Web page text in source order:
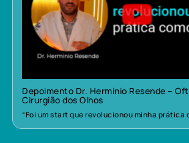
Depoimento Dr. Herminio Resende –
Cirurgião dos Olhos
“Foi um start que revolucionou minha prática